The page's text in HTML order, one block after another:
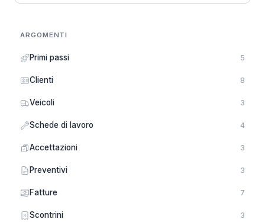
ARGOMENTI
Primi passi 5
Clienti 8
Veicoli 3
Schede di lavoro 4
Accettazioni 3
Preventivi 3
Fatture 7
Scontrini 3